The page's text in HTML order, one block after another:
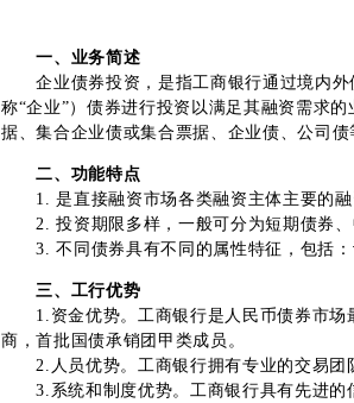
一、业务简述
企业债券投资，是指工商银行通过境内外
称“企业”）债券进行投资以满足其融资需求
据、集合企业债或集合票据、企业债、公司债
二、功能特点
1. 是直接融资市场各类融资主体主要的融
2. 投资期限多样，一般可分为短期债券、
3. 不同债券具有不同的属性特征，包括：
三、工行优势
1.资金优势。工商银行是人民币债券市场
商，首批国债承销团甲类成员。
2.人员优势。工商银行拥有专业的交易团
3.系统和制度优势。工商银行具有先进的